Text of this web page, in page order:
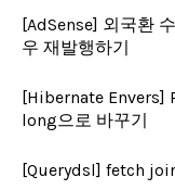
[AdSense] 외국환
우 재발행하기
[Hibernate Envers]
long으로 바꾸기
[Querydsl] fetch